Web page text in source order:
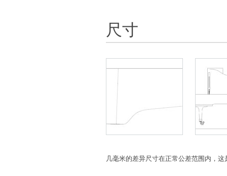
尺寸
几毫米的差异尺寸在正常公差范围内，